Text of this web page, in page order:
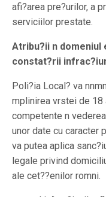
afi?area pre?urilor, a
serviciilor prestate.
Atribu?ii n domeniul
constat?rii
Poli?ia Local? va
mplinirea vrstei de 18
competente n
unor date cu caracter
va putea aplica
legale privind
ale cet??enilor romni.